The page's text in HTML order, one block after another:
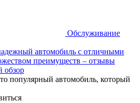
Обслуживание
автомобиль с отличными
преимуществ – отзывы
обзор
популярный автомобиль, который